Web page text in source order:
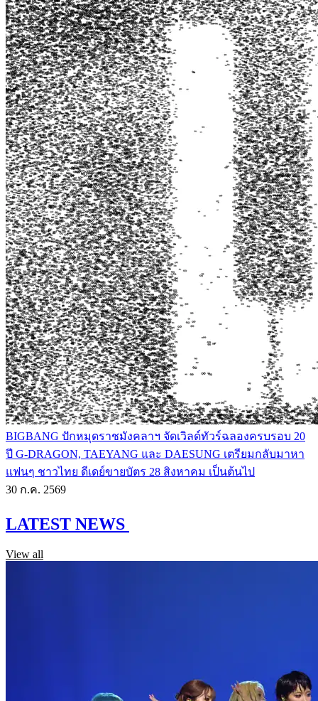
BIGBANG ปักหมุดราชมังคลาฯ จัดเวิลด์ทัวร์ฉลองครบรอบ 20
ปี G-DRAGON, TAEYANG และ DAESUNG เตรียมกลับมาหา
แฟนๆ ชาวไทย ดีเดย์ขายบัตร 28 สิงหาคม เป็นต้นไป
30 ก.ค. 2569
LATEST NEWS
View all